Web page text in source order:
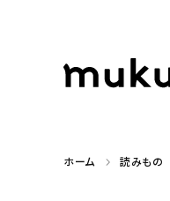
ホーム 読みもの